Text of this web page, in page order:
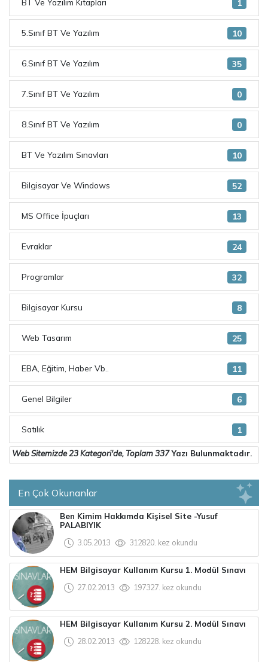
1
10
5.Sınıf BT Ve Yazılım
35
6.Sınıf BT Ve Yazılım
0
7.Sınıf BT Ve Yazılım
0
8.Sınıf BT Ve Yazılım
10
BT Ve Yazılım Sınavları
52
Bilgisayar Ve Windows
13
MS Office İpuçları
24
Evraklar
32
Programlar
8
Bilgisayar Kursu
25
Web Tasarım
11
EBA, Eğitim, Haber Vb..
6
Genel Bilgiler
1
Satılık
Web Sitemizde23 Kategori'de, Toplam337Yazı Bulunmaktadır.
En Çok Okunanlar
Ben Kimim Hakkımda Kişisel Site -Yusuf
PALABIYIK
3.05.2013
312820. kez okundu
HEM Bilgisayar Kullanım Kursu 1. Modül Sınavı
27.02.2013
197327. kez okundu
HEM Bilgisayar Kullanım Kursu 2. Modül Sınavı
28.02.2013
128228. kez okundu